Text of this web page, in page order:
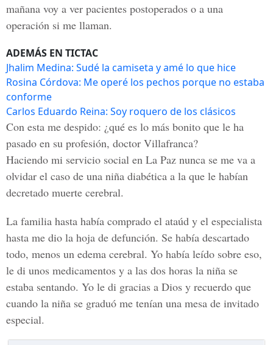
mañana voy a ver pacientes postoperados o a una
operación si me llaman.
ADEMÁS EN TICTAC
Jhalim Medina: Sudé la camiseta y amé lo que hice
Rosina Córdova: Me operé los pechos porque no estaba
conforme
Carlos Eduardo Reina: Soy roquero de los clásicos
Con esta me despido: ¿qué es lo más bonito que le ha
pasado en su profesión, doctor Villafranca?
Haciendo mi servicio social en La Paz nunca se me va a
olvidar el caso de una niña diabética a la que le habían
decretado muerte cerebral.
La familia hasta había comprado el ataúd y el especialista
hasta me dio la hoja de defunción. Se había descartado
todo, menos un edema cerebral. Yo había leído sobre eso,
le di unos medicamentos y a las dos horas la niña se
estaba sentando. Yo le di gracias a Dios y recuerdo que
cuando la niña se graduó me tenían una mesa de invitado
especial.